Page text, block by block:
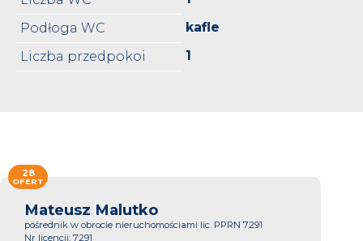
Podłoga WC
kafle
Liczba przedpokoi
1
Mateusz Malutko
pośrednik w obrocie nieruchomościami lic. PPRN 7291
Nr licencji: 7291
28
OFERT